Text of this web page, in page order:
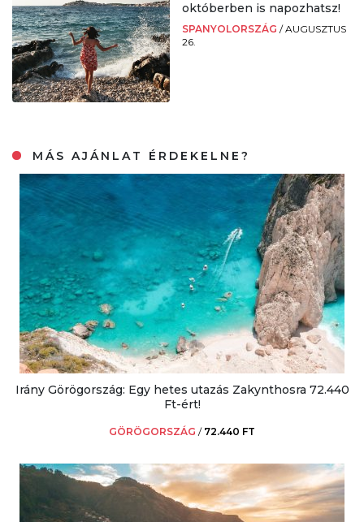
októberben is napozhatsz!
SPANYOLORSZÁG /AUGUSZTUS
26.
MÁS AJÁNLAT ÉRDEKELNE?
Irány Görögország: Egy hetes utazás Zakynthosra 72.440
Ft-ért!
GÖRÖGORSZÁG / 72.440 FT